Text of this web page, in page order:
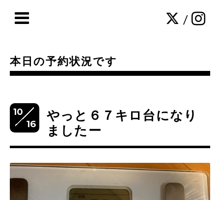
/
本日の予約状況です
10
16
やっと６７キロ台になり
ましたー